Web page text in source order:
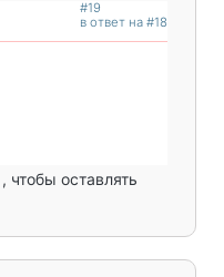
#19
в ответ на #18
, чтобы оставлять